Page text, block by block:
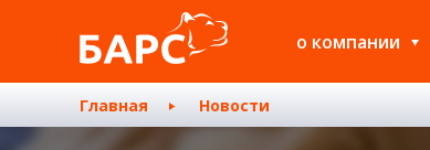
о компании
Главная Новости